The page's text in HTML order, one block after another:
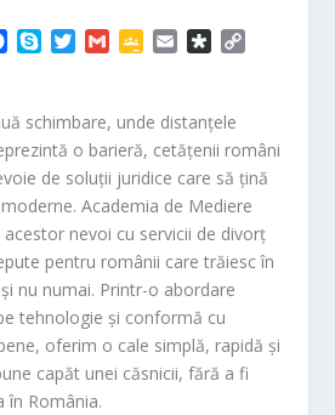
e
o
o
k
p
T
t
e
r
G
G
g
e
C
l
a
s
s
r
o
o
m
i
l
D
s
p
o
r
a
i
n
k
schimbare, unde distanțele
o barieră, cetățenii români
de soluții juridice care să țină
Academia de Mediere
nevoi cu servicii de divorț
pentru românii care trăiesc în
nu numai. Printr-o abordare
tehnologie și conformă cu
oferim o cale simplă, rapidă și
capăt unei căsnicii, fără a fi
în România.